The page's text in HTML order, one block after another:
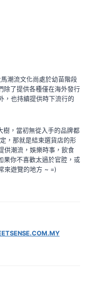
潮流文化尚處於幼苗階段
除了提供各種僅在海外發行
，也持續提供時下流行的
樹，當初無從入手的品牌都
，那就是結束選貨店的形
供潮流，娛樂時事，飲食
果你不喜歡太過於官腔，或
來遊覽的地方 ~ =)